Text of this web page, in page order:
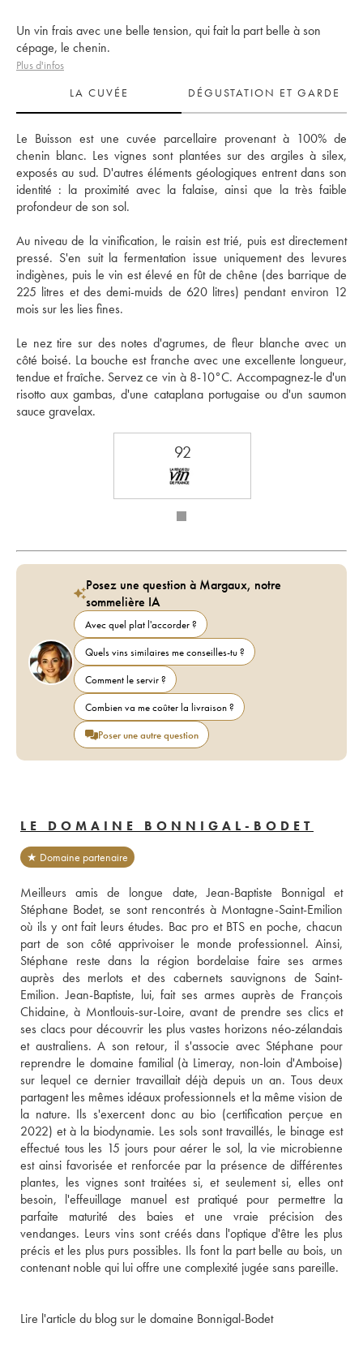
Un vin frais avec une belle tension, qui fait la part belle à son
cépage, le chenin.
Plus d'infos
LA CUVÉE
DÉGUSTATION ET GARDE
Le Buisson est une cuvée parcellaire provenant à 100% de
chenin blanc. Les vignes sont plantées sur des argiles à silex,
exposés au sud. D'autres éléments géologiques entrent dans son
identité : la proximité avec la falaise, ainsi que la très faible
profondeur de son sol.
Au niveau de la vinification, le raisin est trié, puis est directement
pressé. S'en suit la fermentation issue uniquement des levures
indigènes, puis le vin est élevé en fût de chêne (des barrique de
225 litres et des demi-muids de 620 litres) pendant environ 12
mois sur les lies fines.
Le nez tire sur des notes d'agrumes, de fleur blanche avec un
côté boisé. La bouche est franche avec une excellente longueur,
tendue et fraîche. Servez ce vin à 8-10°C. Accompagnez-le d'un
risotto aux gambas, d'une cataplana portugaise ou d'un saumon
sauce gravelax.
92
Posez une question à Margaux, notre
sommelière IA
Avec quel plat l'accorder ?
Quels vins similaires me conseilles-tu ?
Comment le servir ?
Combien va me coûter la livraison ?
Poser une autre question
LE DOMAINE BONNIGAL-BODET
★ Domaine partenaire
Meilleurs amis de longue date, Jean-Baptiste Bonnigal et
Stéphane Bodet, se sont rencontrés à Montagne-Saint-Emilion
où ils y ont fait leurs études. Bac pro et BTS en poche, chacun
part de son côté apprivoiser le monde professionnel. Ainsi,
Stéphane reste dans la région bordelaise faire ses armes
auprès des merlots et des cabernets sauvignons de Saint-
Emilion. Jean-Baptiste, lui, fait ses armes auprès de François
Chidaine, à Montlouis-sur-Loire, avant de prendre ses clics et
ses clacs pour découvrir les plus vastes horizons néo-zélandais
et australiens. A son retour, il s'associe avec Stéphane pour
reprendre le domaine familial (à Limeray, non-loin d'Amboise)
sur lequel ce dernier travaillait déjà depuis un an. Tous deux
partagent les mêmes idéaux professionnels et la même vision de
la nature. Ils s'exercent donc au bio (certification perçue en
2022) et à la biodynamie. Les sols sont travaillés, le binage est
effectué tous les 15 jours pour aérer le sol, la vie microbienne
est ainsi favorisée et renforcée par la présence de différentes
plantes, les vignes sont traitées si, et seulement si, elles ont
besoin, l'effeuillage manuel est pratiqué pour permettre la
parfaite maturité des baies et une vraie précision des
vendanges. Leurs vins sont créés dans l'optique d'être les plus
précis et les plus purs possibles. Ils font la part belle au bois, un
contenant noble qui lui offre une complexité jugée sans pareille.
Lire l'article du blog sur le domaine Bonnigal-Bodet